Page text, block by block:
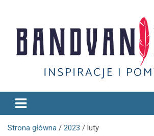
content
Bandvan
Strona główna 2023 luty